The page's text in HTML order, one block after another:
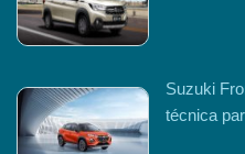
Suzuki
técnica